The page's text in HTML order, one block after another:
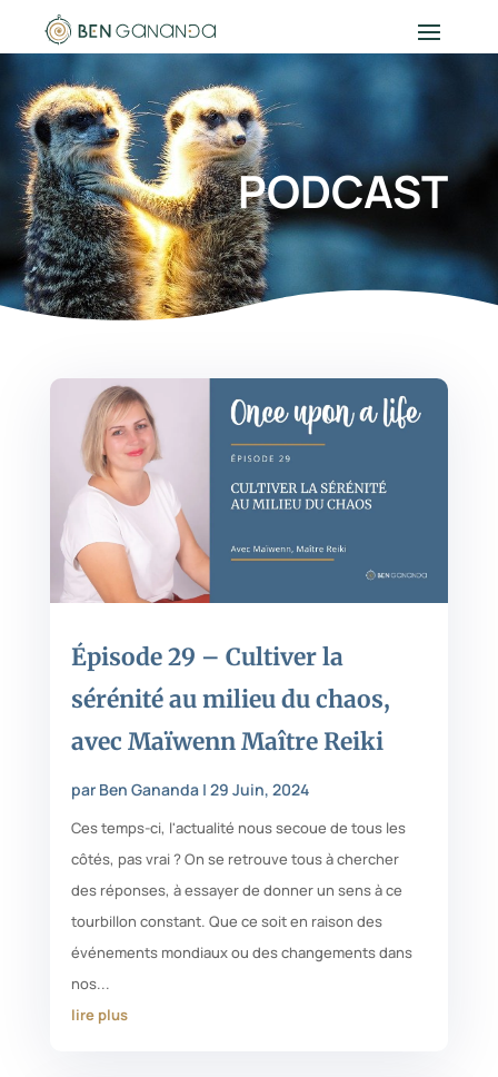
PODCAST
Épisode 29 – Cultiver la
sérénité au milieu du chaos,
avec Maïwenn Maître Reiki
par Ben Gananda| 29 Juin, 2024
Ces temps-ci, l'actualité nous secoue de tous les
côtés, pas vrai ? On se retrouve tous à chercher
des réponses, à essayer de donner un sens à ce
tourbillon constant. Que ce soit en raison des
événements mondiaux ou des changements dans
nos...
lire plus